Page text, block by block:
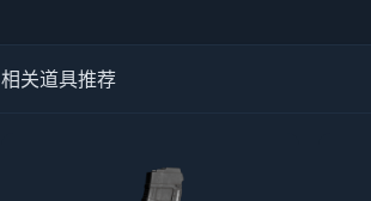
相关道具推荐